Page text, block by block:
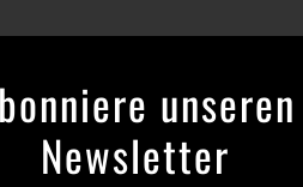
unseren
Newsletter